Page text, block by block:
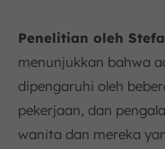
Penelitian oleh
menunjukkan bahwa
dipengaruhi oleh
pekerjaan, dan
wanita dan mereka